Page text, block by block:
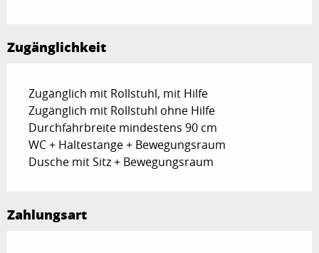
Zugänglichkeit
Zugänglich mit Rollstuhl, mit Hilfe
Zugänglich mit Rollstuhl ohne Hilfe
Durchfahrbreite mindestens 90 cm
WC + Haltestange + Bewegungsraum
Dusche mit Sitz + Bewegungsraum
Zahlungsart